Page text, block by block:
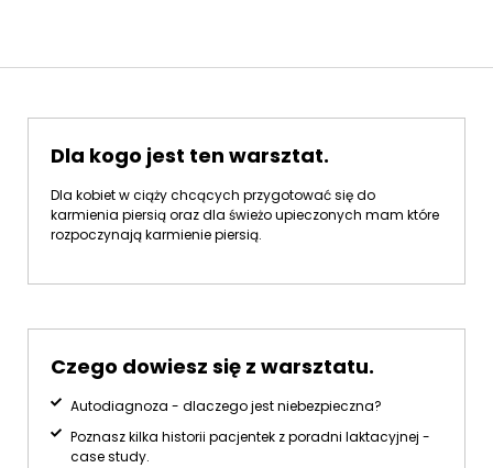
Dla kogo jest ten warsztat.
Dla kobiet w ciąży chcących przygotować się do
karmienia piersią oraz dla świeżo upieczonych mam które
rozpoczynają karmienie piersią.
Czego dowiesz się z warsztatu.
Autodiagnoza - dlaczego jest niebezpieczna?
Poznasz kilka historii pacjentek z poradni laktacyjnej -
case study.